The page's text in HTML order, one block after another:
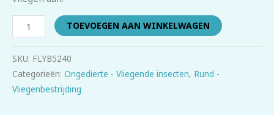
TOEVOEGEN AAN WINKELWAGEN
SKU: FLYB5240
Categorieën: Ongedierte - Vliegende insecten, Rund -
Vliegenbestrijding